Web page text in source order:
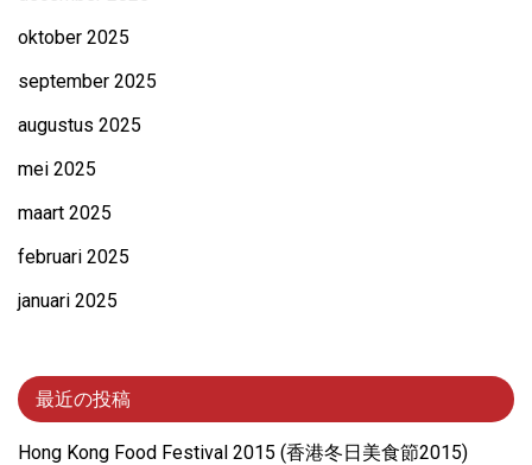
oktober 2025
september 2025
augustus 2025
mei 2025
maart 2025
februari 2025
januari 2025
最近の投稿
Hong Kong Food Festival 2015 (⾹港冬⽇美⾷節2015)